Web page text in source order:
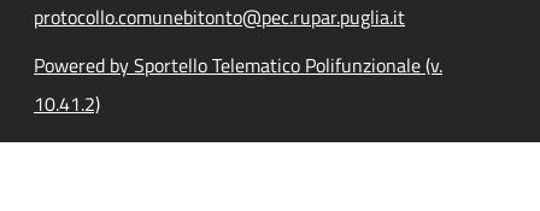
protocollo.comunebitonto@pec.rupar.puglia.it
Powered by Sportello Telematico Polifunzionale (v.
10.41.2)